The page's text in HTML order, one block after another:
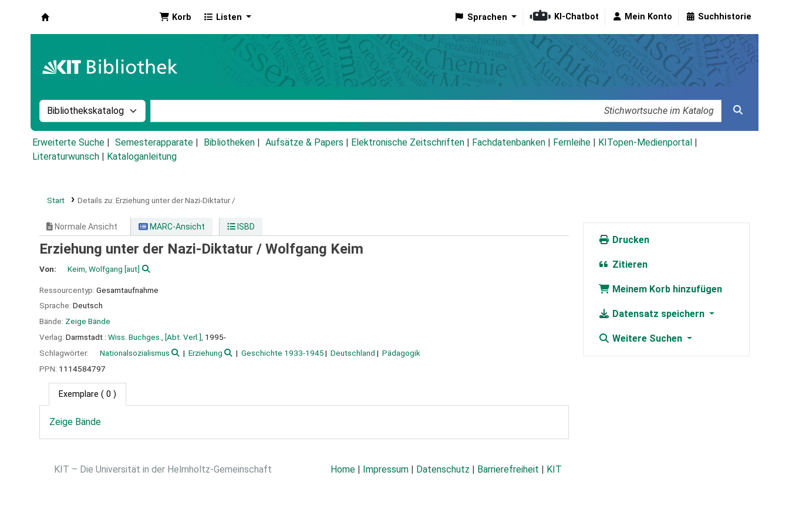
Korb Listen Sprachen KI-Chatbot Mein Konto Suchhistorie
Suche im Katalog nach:
Erweiterte Suche Semesterapparate Bibliotheken Aufsätze & Papers Elektronische Zeitschriften Fachdatenbanken Fernleihe KITopen-Medienportal
Literaturwunsch
Kataloganleitung
Start Details zu: Erziehung unter der Nazi-Diktatur /
Normale Ansicht MARC-Ansicht ISBD
Erziehung unter der Nazi-Diktatur / Wolfgang Keim
Von: Keim, Wolfgang [aut]
Ressourcentyp: Gesamtaufnahme
Sprache: Deutsch
Bände: Zeige Bände
Verlag: Darmstadt : Wiss. Buchges., [Abt. Verl.], 1995-
Schlagwörter:
Nationalsozialismus Erziehung Geschichte 1933-1945 Deutschland
Pädagogik
PPN: 1114584797
Exemplare ( 0 )
Zeige Bände
Drucken
Zitieren
Meinem Korb hinzufügen
Datensatz speichern
Weitere Suchen
KIT – Die Universität in der Helmholtz-Gemeinschaft Home Impressum Datenschutz Barrierefreiheit KIT